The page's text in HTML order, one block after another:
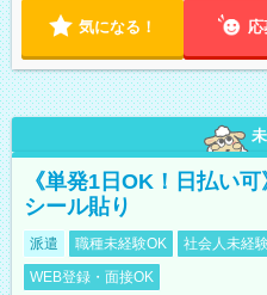
気になる！ 応
《単発1日OK！日払い
シール貼り
派遣 職種未経験OK 社会人未経
WEB登録・面接OK